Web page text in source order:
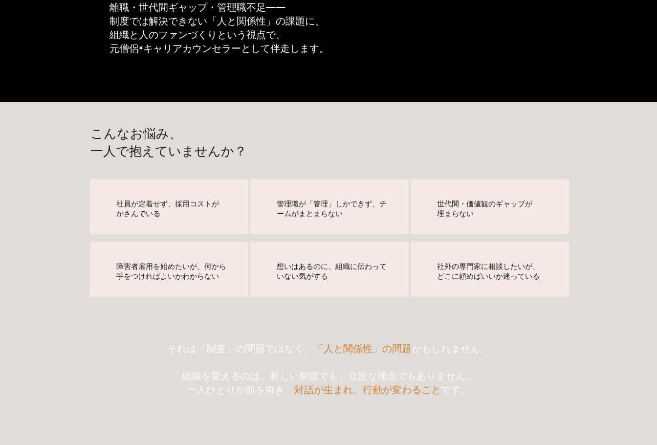
離職・世代間ギャップ・管理職不足——
制度では解決できない「人と関係性」の課題に、
​組織と人のファンづくりという視点で、
元僧侶×キャリアカウンセラーとして伴走します。​
こんなお悩み、
一人で抱えていませんか？
社員が定着せず、採用コストが
かさんでいる
障害者雇用を始めたいが、何から
手をつければよいかわからない
管理職が「管理」しかできず、チ
ームがまとまらない
想いはあるのに、組織に伝わって
いない気がする
世代間・価値観のギャップが
埋まらない
社外の専門家に相談したいが、
どこに頼めばいいか迷っている
それは「制度」の問題ではなく、 「人と関係性」の問題かもしれません。
組織を変えるのは、新しい制度でも、立派な理念でもありません。
一人ひとりが前を向き、 対話が生まれ、行動が変わることです。